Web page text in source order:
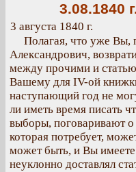
3.08.1840
3 августа 1840 г.
Полагая, что уже Вы,
Александрович,
между прочими и
Вашему для IV-ой
наступающий год не
ли иметь время писать
выборы, поговаривают
которая потребует,
может быть, и Вы
неуклонно доставлял